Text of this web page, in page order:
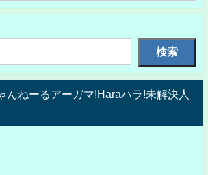
検索
んねーるアーガマ!Haraハラ!未解決人